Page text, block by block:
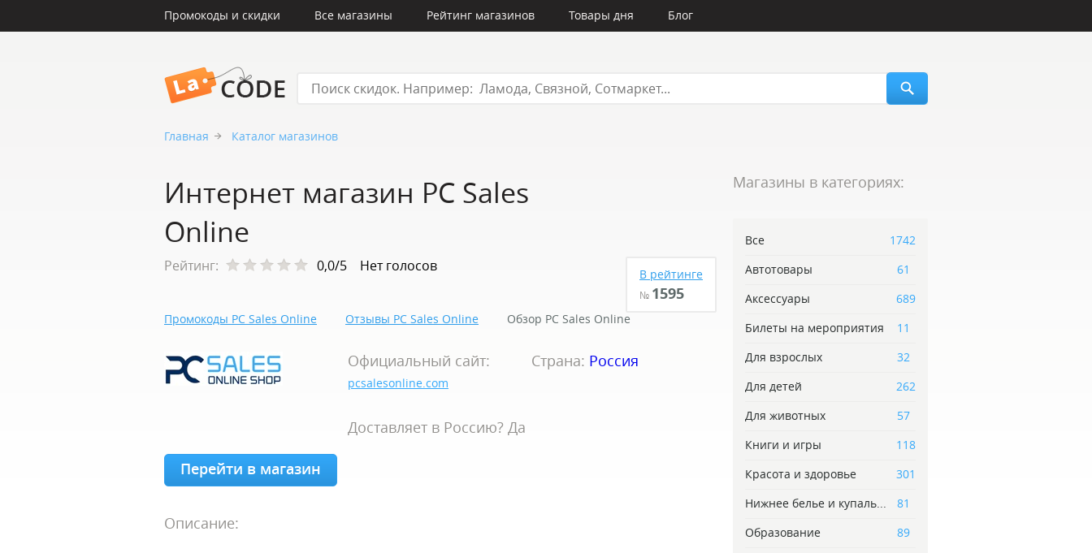
Промокоды и скидки Все магазины Рейтинг магазинов Товары дня Блог
Главная Каталог магазинов
Интернет магазин PC Sales
Online
Рейтинг: 0,0/5 Нет голосов В рейтинге
№ 1595
Промокоды PC Sales Online Отзывы PC Sales Online Обзор PC Sales Online
Официальный сайт:
pcsalesonline.com
Доставляет в Россию? Да
Страна: Россия
Перейти в магазин
Описание:
Магазины в категориях:
Все
1742
Автотовары
61
Аксессуары
689
Билеты на мероприятия
11
Для взрослых
32
Для детей
262
Для животных
57
Книги и игры
118
Красота и здоровье
301
Нижнее белье и купаль...
81
Образование
89